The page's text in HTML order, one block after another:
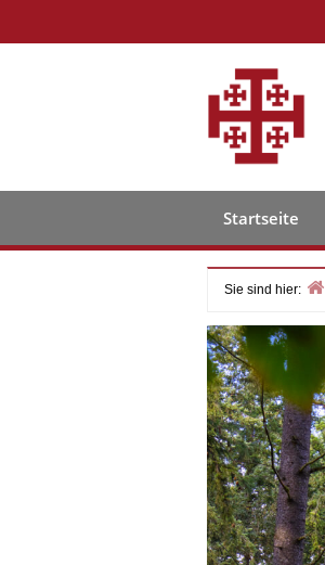
Startseite
Sie sind hier: